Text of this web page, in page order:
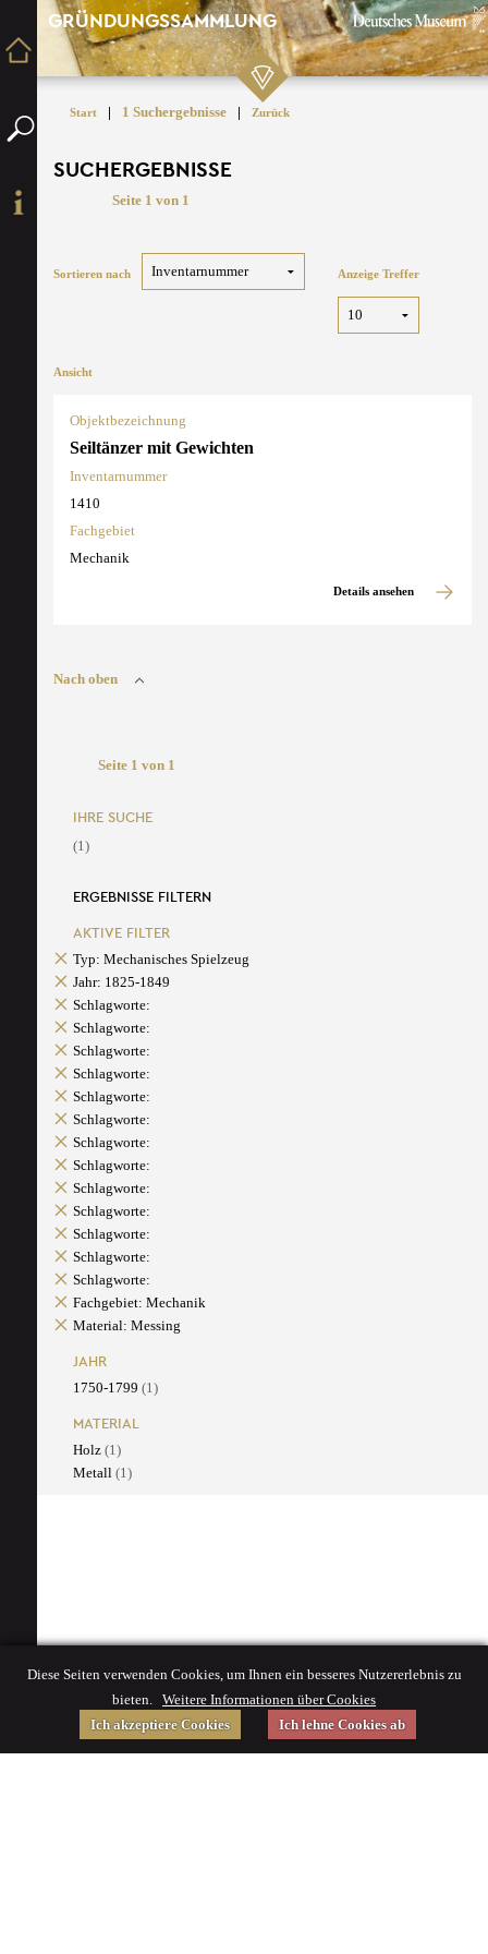
GRÜNDUNGSSAMMLUNG
Start | 1 Suchergebnisse | Zurück
SUCHERGEBNISSE
Seite 1 von 1
Sortieren nach Anzeige Treffer
Ansicht
Objektbezeichnung
Seiltänzer mit Gewichten
Inventarnummer
1410
Fachgebiet
Mechanik
Details ansehen
Nach oben
Seite 1 von 1
IHRE SUCHE
(1)
ERGEBNISSE FILTERN
AKTIVE FILTER
Typ: Mechanisches Spielzeug
Jahr: 1825-1849
Schlagworte:
Schlagworte:
Schlagworte:
Schlagworte:
Schlagworte:
Schlagworte:
Schlagworte:
Schlagworte:
Schlagworte:
Schlagworte:
Schlagworte:
Schlagworte:
Schlagworte:
Fachgebiet: Mechanik
Material: Messing
JAHR
1750-1799 (1)
MATERIAL
Holz (1)
Metall (1)
Diese Seiten verwenden Cookies, um Ihnen ein besseres Nutzererlebnis zu
bieten. Weitere Informationen über Cookies
Ich akzeptiere Cookies
Ich lehne Cookies ab